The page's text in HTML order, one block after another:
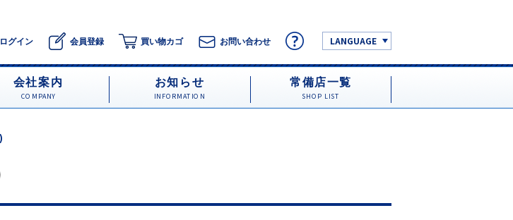
ログイン 会員登録 買い物カゴ お問い合わせ LANGUAGE
会社案内
COMPANY
お知らせ
INFORMATION
常備店一覧
SHOP LIST